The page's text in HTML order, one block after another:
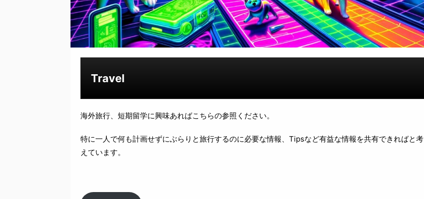
Travel
海外旅行、短期留学に興味あればこちらの参照ください。
特に一人で何も計画せずにぶらりと旅行するのに必要な情報、Tipsなど有益な情報を共有できればと考
えています。